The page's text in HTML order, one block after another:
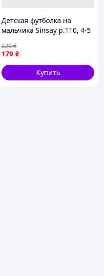
Детская футболка на
мальчика Sinsay р.110, 4-5
179 ₴
229₴
Купить